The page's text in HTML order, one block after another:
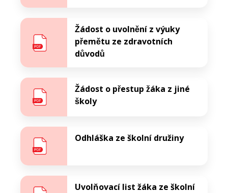
Žádost o uvolnění z výuky
přemětu ze zdravotních
důvodů
Žádost o přestup žáka z jiné
školy
Odhláška ze školní družiny
Uvolňovací list žáka ze školní